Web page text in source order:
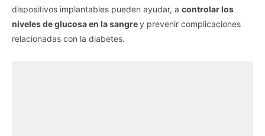
dispositivos implantables pueden ayudar, a controlar los
niveles de glucosa en la sangrey prevenir complicaciones
relacionadas con la diabetes.